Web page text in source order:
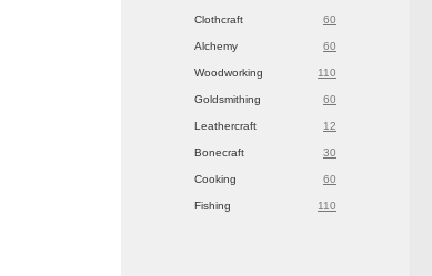
Clothcraft 60
Alchemy 60
Woodworking 110
Goldsmithing 60
Leathercraft 12
Bonecraft 30
Cooking 60
Fishing 110